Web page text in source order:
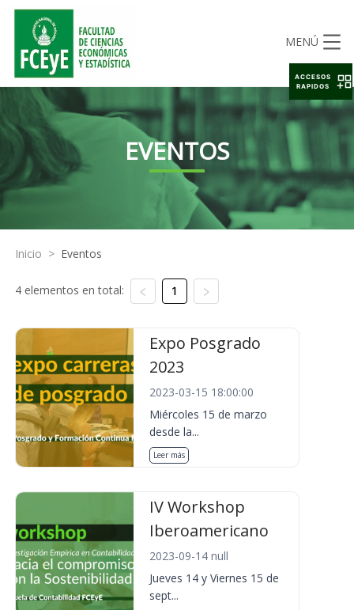
MENÚ
EVENTOS
Inicio > Eventos
4 elementos en total: 1
Expo Posgrado
2023
2023-03-15 18:00:00
Miércoles 15 de marzo
desde la...
Leer más
IV Workshop
Iberoamericano
2023-09-14 null
Jueves 14 y Viernes 15 de
sept...
ACCESOS
RAPIDOS